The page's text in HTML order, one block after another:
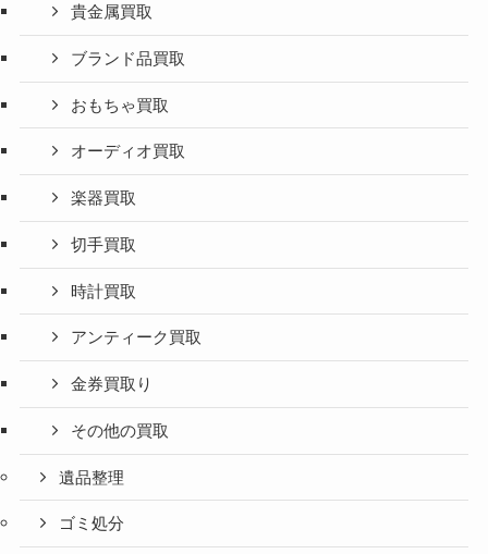
貴金属買取
ブランド品買取
おもちゃ買取
オーディオ買取
楽器買取
切手買取
時計買取
アンティーク買取
金券買取り
その他の買取
遺品整理
ゴミ処分